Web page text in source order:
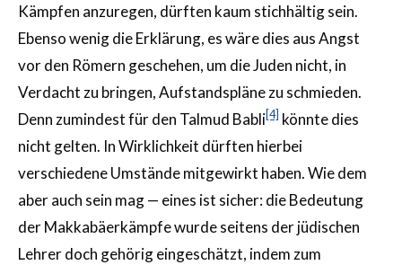
Kämpfen anzuregen, dürften kaum stichhältig sein.
Ebenso wenig die Erklärung, es wäre dies aus Angst
vor den Römern geschehen, um die Juden nicht, in
Verdacht zu bringen, Aufstandspläne zu schmieden.
Denn zumindest für den Talmud Babli[4] könnte dies
nicht gelten. In Wirklichkeit dürften hierbei
verschiedene Umstände mitgewirkt haben. Wie dem
aber auch sein mag — eines ist sicher: die Bedeutung
der Makkabäerkämpfe wurde seitens der jüdischen
Lehrer doch gehörig eingeschätzt, indem zum